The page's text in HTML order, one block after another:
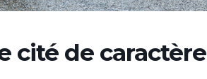
cité de caractère